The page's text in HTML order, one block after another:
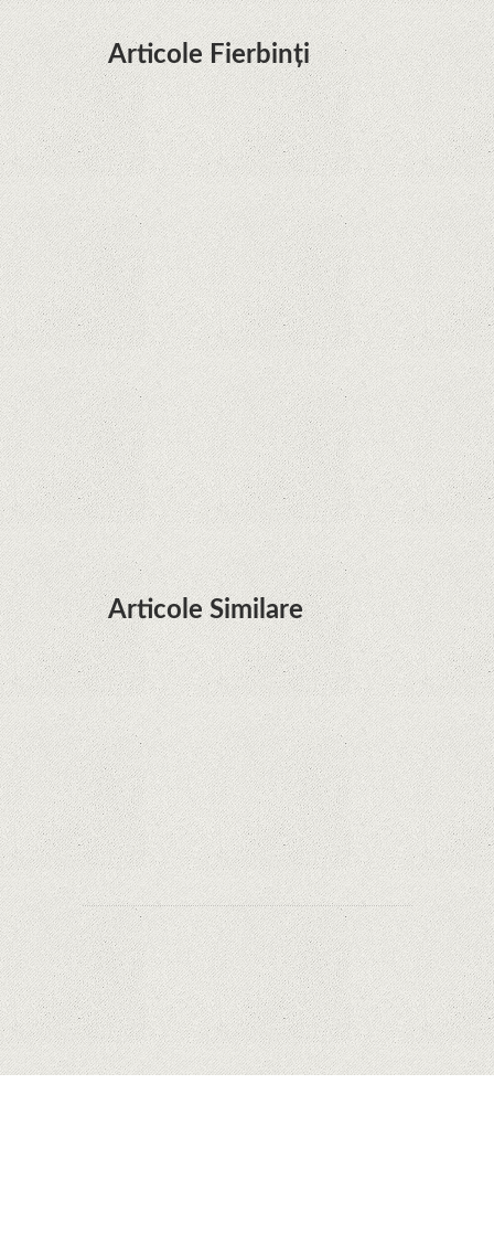
Articole Fierbinți
Dota Anime venind la Netflix în această lună de
la Legenda Korra Studio Mir
Curtea Supremă reglementează în favoarea
Google în Oracle Java Fight
Zvon: aplicațiile Google nu se mai pot instala pe
terminalele Huawei cu procesoare Kirin
Huawei P50 primeşte o posibilă dată de lansare
şi e mai curând decât credeam; Are cameră
telephoto cu zoom optic variabil
Articole Similare